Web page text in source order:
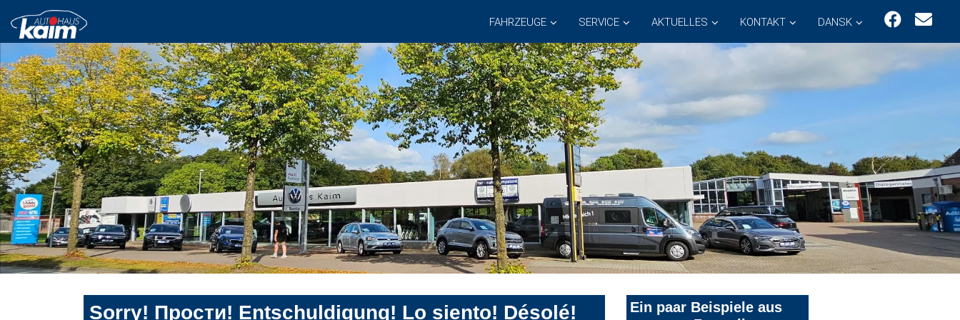
FAHRZEUGE SERVICE AKTUELLES KONTAKT DANSK
Sorry! Прости! Entschuldigung! Lo siento! Désolé!
Ein paar Beispiele aus